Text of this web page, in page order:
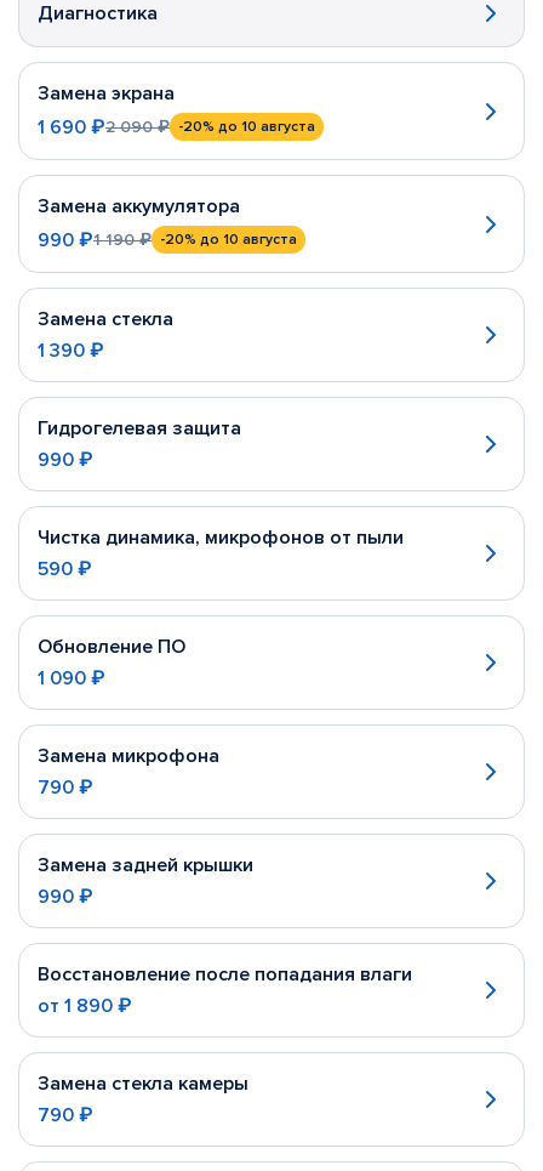
Диагностика
Замена экрана
1 690 ₽2 090 ₽ -20% до 10 августа
Замена аккумулятора
990 ₽1 190 ₽ -20% до 10 августа
Замена стекла
1 390 ₽
Гидрогелевая защита
990 ₽
Чистка динамика, микрофонов от пыли
590 ₽
Обновление ПО
1 090 ₽
Замена микрофона
790 ₽
Замена задней крышки
990 ₽
Восстановление после попадания влаги
от 1 890 ₽
Замена стекла камеры
790 ₽